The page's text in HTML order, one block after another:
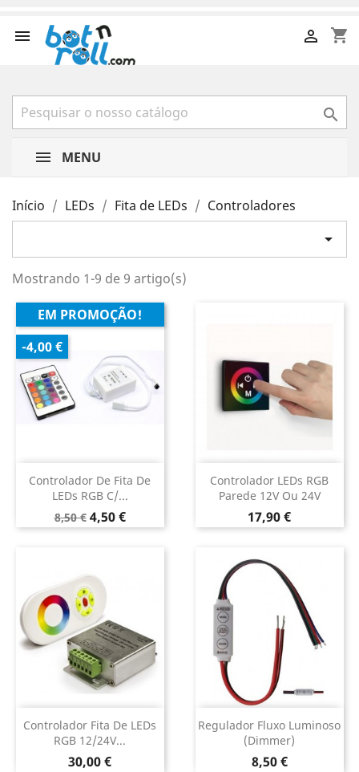
 shopping_cart


MENU
Início LEDs Fita de LEDs Controladores

Mostrando 1-9 de 9 artigo(s)
Controlador De Fita De
LEDs RGB C/...
Preço
normal
8,50 € Preço
4,50 €
EM PROMOÇÃO!
-4,00 €
Controlador LEDs RGB
Parede 12V Ou 24V
Preço
17,90 €
Controlador Fita De LEDs
RGB 12/24V...
Preço
30,00 €
Regulador Fluxo Luminoso
(Dimmer)
Preço
8,50 €